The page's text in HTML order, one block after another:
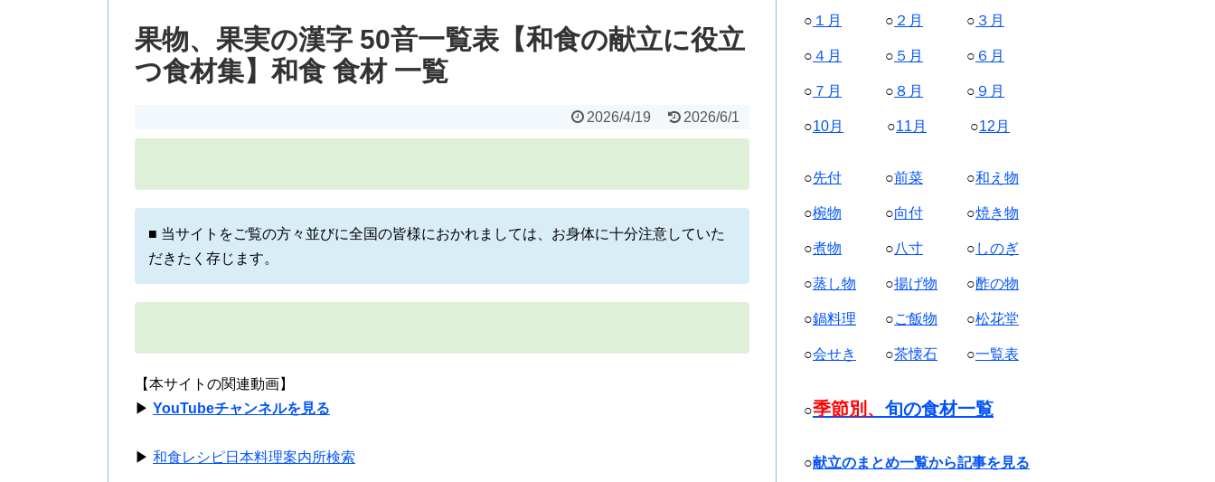
果物、果実の漢字 50音一覧表【和食の献立に役立
つ食材集】和食 食材 一覧
2026/4/19 2026/6/1
■ 当サイトをご覧の方々並びに全国の皆様におかれましては、お身体に十分注意していた
だきたく存じます。
【本サイトの関連動画】
▶ YouTubeチャンネルを見る
▶ 和食レシピ日本料理案内所検索
○ １月 ○ ２月 ○ ３月
○ ４月 ○ ５月 ○ ６月
○ ７月 ○ ８月 ○ ９月
○10月 ○11月 ○12月
○先付 ○前菜 ○和え物
○椀物 ○向付 ○焼き物
○煮物 ○八寸 ○ しのぎ
○蒸し物 ○揚げ物 ○酢の物
○鍋料理 ○ご飯物 ○松花堂
○会せき ○茶懐石 ○一覧表
○季節別、 旬の食材一覧
○献立のまとめ一覧から記事を見る